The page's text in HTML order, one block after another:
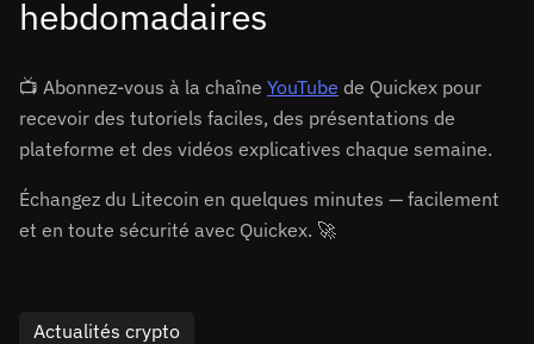
hebdomadaires
📺 Abonnez-vous à la chaîne YouTube de Quickex pour
recevoir des tutoriels faciles, des présentations de
plateforme et des vidéos explicatives chaque semaine.
Échangez du Litecoin en quelques minutes — facilement
et en toute sécurité avec Quickex. 🚀
Actualités crypto